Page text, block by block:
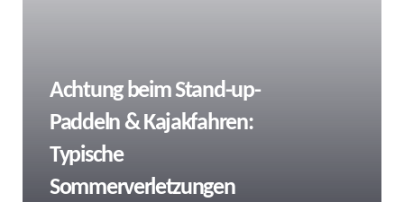
Achtung beim Stand-up-
Paddeln & Kajakfahren:
Typische
Sommerverletzungen